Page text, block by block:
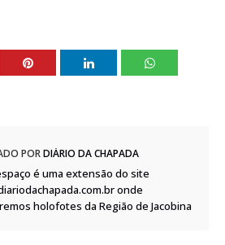
PORDIÁRIO DA CHAPADA
é uma extensão do site
onde
holofotes da Região de Jacobina